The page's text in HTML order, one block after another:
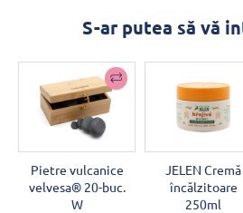
S-ar putea să vă
Pietre vulcanice
velvesa® 20-buc.
W
JELEN Cremă
încălzitoare
250ml